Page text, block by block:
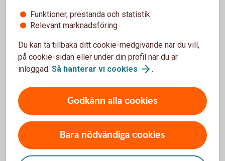
avtal.
Konsultavtal – ta in konsult
er och konsulten att skriva konsultavtal som reglerar
upppdragets omfattning, ersättning och deadlines.
Samarbetsavtal – få smidiga samarbeten
Funktioner, prestanda och statistik
Relevant marknadsföring
Du kan ta tillbaka ditt cookie-medgivande när du vill,
på cookie-sidan eller under din profil när du är
inloggad. Så hanterar vi cookies .
Godkänn alla cookies
Bara nödvändiga cookies